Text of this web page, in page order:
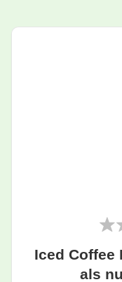
Iced Coffee
als